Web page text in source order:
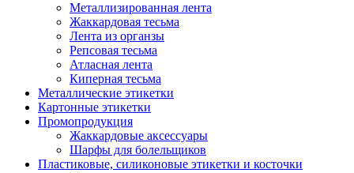
Металлизированная лента
Жаккардовая тесьма
Лента из органзы
Репсовая тесьма
Атласная лента
Киперная тесьма
Металлические этикетки
Картонные этикетки
Промопродукция
Жаккардовые аксессуары
Шарфы для болельщиков
Пластиковые, силиконовые этикетки и косточки